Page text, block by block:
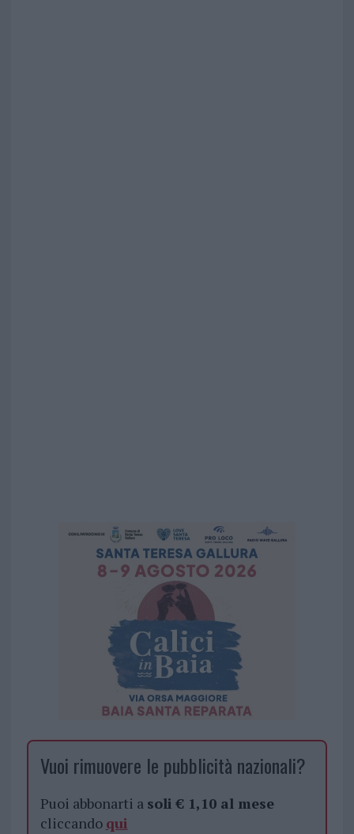
Vuoi rimuovere le pubblicità nazionali?
Puoi abbonarti a soli € 1,10 al mese
cliccando qui